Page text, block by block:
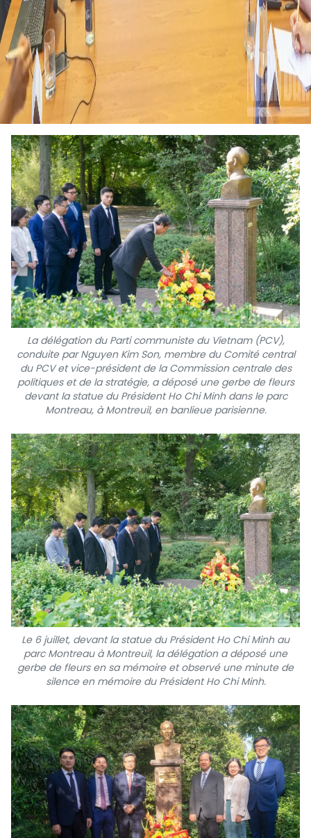
La délégation du Parti communiste du Vietnam (PCV),
conduite par Nguyen Kim Son, membre du Comité central
du PCV et vice-président de la Commission centrale des
politiques et de la stratégie, a déposé une gerbe de fleurs
devant la statue du Président Ho Chi Minh dans le parc
Montreau, à Montreuil, en banlieue parisienne.
Le 6 juillet, devant la statue du Président Ho Chi Minh au
parc Montreau à Montreuil, la délégation a déposé une
gerbe de fleurs en sa mémoire et observé une minute de
silence en mémoire du Président Ho Chi Minh.